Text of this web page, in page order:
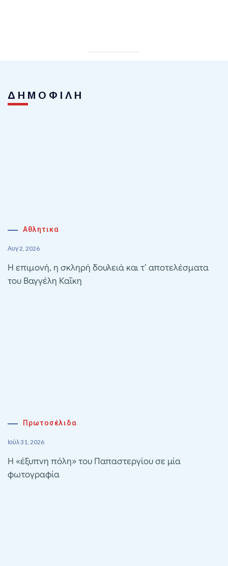
ΔΗΜΟΦΙΛΗ
Αθλητικα
Αυγ 2, 2026
Η επιμονή, η σκληρή δουλειά και τ’ αποτελέσματα
του Βαγγέλη Καΐκη
Πρωτοσέλιδα
Ιούλ 31, 2026
Η «έξυπνη πόλη» του Παπαστεργίου σε μία
φωτογραφία